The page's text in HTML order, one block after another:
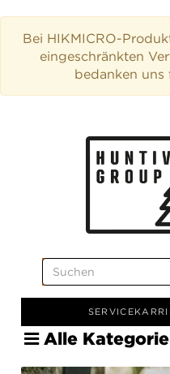
Bei HIKMICRO-
eingeschränkten
bedanken uns
SERVICE
Alle